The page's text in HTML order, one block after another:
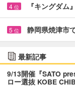
4 位 『キングダ
5 位 静岡県焼津市
最新記事
9/13開催『SATO
ロー選抜 KOBE